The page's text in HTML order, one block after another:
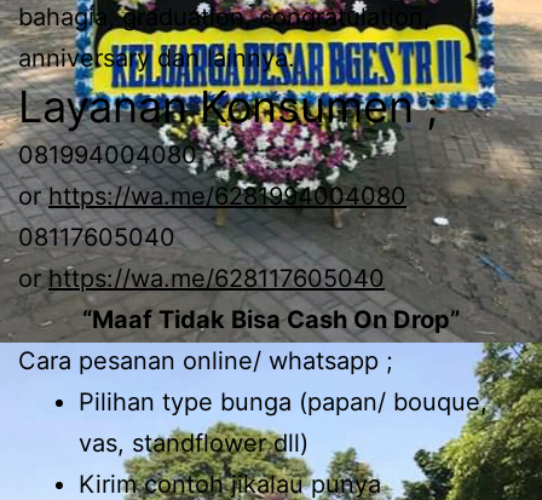
bahagia, graduation, congratulation,
anniversary dan lainnya.
Layanan Konsumen ;
081994004080
orhttps://wa.me/6281994004080
08117605040
orhttps://wa.me/628117605040
“Maaf Tidak Bisa Cash On Drop”
Cara pesanan online/ whatsapp ;
Pilihan type bunga (papan/ bouque,
vas, standflower dll)
Kirim contoh jikalau punya